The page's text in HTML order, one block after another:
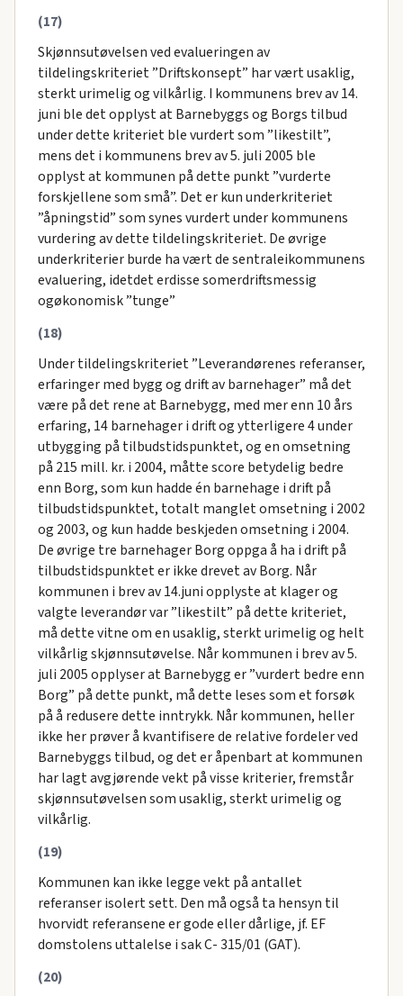
(17)
Skjønnsutøvelsen ved evalueringen av
tildelingskriteriet ”Driftskonsept” har vært usaklig,
sterkt urimelig og vilkårlig. I kommunens brev av 14.
juni ble det opplyst at Barnebyggs og Borgs tilbud
under dette kriteriet ble vurdert som ”likestilt”,
mens det i kommunens brev av 5. juli 2005 ble
opplyst at kommunen på dette punkt ”vurderte
forskjellene som små”. Det er kun underkriteriet
”åpningstid” som synes vurdert under kommunens
vurdering av dette tildelingskriteriet. De øvrige
underkriterier burde ha vært de sentraleikommunens
evaluering, idetdet erdisse somerdriftsmessig
ogøkonomisk ”tunge”
(18)
Under tildelingskriteriet ”Leverandørenes referanser,
erfaringer med bygg og drift av barnehager” må det
være på det rene at Barnebygg, med mer enn 10 års
erfaring, 14 barnehager i drift og ytterligere 4 under
utbygging på tilbudstidspunktet, og en omsetning
på 215 mill. kr. i 2004, måtte score betydelig bedre
enn Borg, som kun hadde én barnehage i drift på
tilbudstidspunktet, totalt manglet omsetning i 2002
og 2003, og kun hadde beskjeden omsetning i 2004.
De øvrige tre barnehager Borg oppga å ha i drift på
tilbudstidspunktet er ikke drevet av Borg. Når
kommunen i brev av 14.juni opplyste at klager og
valgte leverandør var ”likestilt” på dette kriteriet,
må dette vitne om en usaklig, sterkt urimelig og helt
vilkårlig skjønnsutøvelse. Når kommunen i brev av 5.
juli 2005 opplyser at Barnebygg er ”vurdert bedre enn
Borg” på dette punkt, må dette leses som et forsøk
på å redusere dette inntrykk. Når kommunen, heller
ikke her prøver å kvantifisere de relative fordeler ved
Barnebyggs tilbud, og det er åpenbart at kommunen
har lagt avgjørende vekt på visse kriterier, fremstår
skjønnsutøvelsen som usaklig, sterkt urimelig og
vilkårlig.
(19)
Kommunen kan ikke legge vekt på antallet
referanser isolert sett. Den må også ta hensyn til
hvorvidt referansene er gode eller dårlige, jf. EF
domstolens uttalelse i sak C- 315/01 (GAT).
(20)